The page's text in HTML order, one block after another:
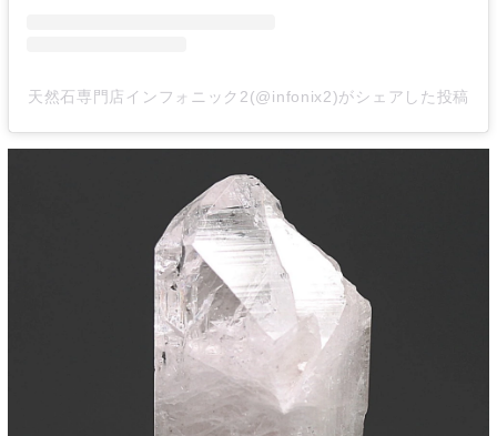
天然石専門店インフォニック2(@infonix2)がシェアした投稿